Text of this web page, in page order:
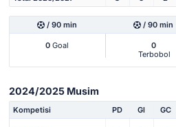
/ 90 min / 90 min
0 Goal
0
Terbobol
2024/2025 Musim
Kompetisi PD Gl GC